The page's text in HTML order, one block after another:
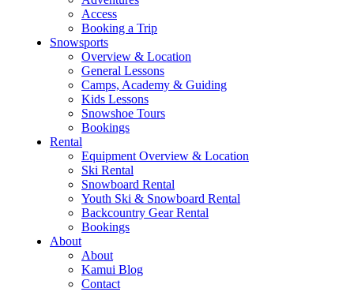
Access
Booking a Trip
Snowsports
Overview & Location
General Lessons
Camps, Academy & Guiding
Kids Lessons
Snowshoe Tours
Bookings
Rental
Equipment Overview & Location
Ski Rental
Snowboard Rental
Youth Ski & Snowboard Rental
Backcountry Gear Rental
Bookings
About
About
Kamui Blog
Contact